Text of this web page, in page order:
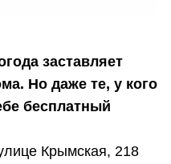
заставляет
Но даже те, у кого
бесплатный
Крымская, 218